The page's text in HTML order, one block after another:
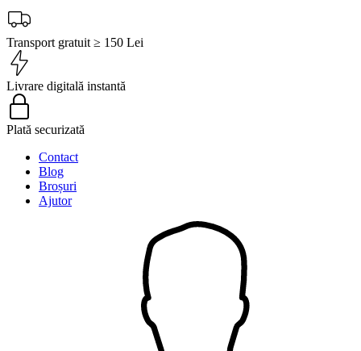
Transport gratuit ≥ 150 Lei
Livrare digitală instantă
Plată securizată
Contact
Blog
Broșuri
Ajutor